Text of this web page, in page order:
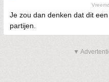
Je zou dan denken dat dit
partijen.
▼